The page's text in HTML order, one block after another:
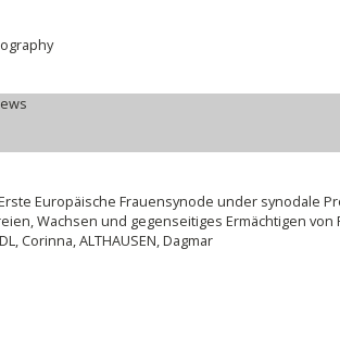
Europäische Frauensynode under synodale
Wachsen und gegenseitiges Ermächtigen von
Corinna, ALTHAUSEN, Dagmar